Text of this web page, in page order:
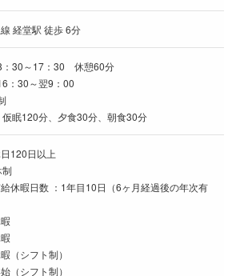
経堂駅 徒歩 6分
8：30～17：30 休憩60分
：30～翌9：00
眠120分、夕食30分、朝食30分
120日以上
制
休暇日数 ：1年目10日（6ヶ月経過後の年次有
（シフト制）
（シフト制）